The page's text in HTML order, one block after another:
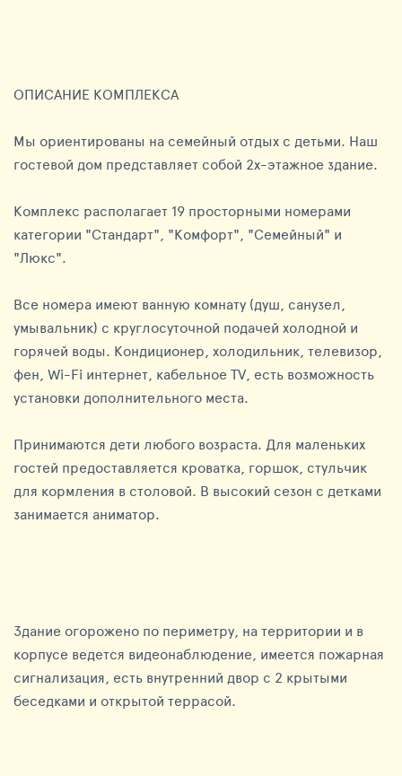
ОПИСАНИЕ КОМПЛЕКСА
Мы ориентированы на семейный отдых с детьми. Наш
гостевой дом представляет собой 2х-этажное здание.
Комплекс располагает 19 просторными номерами
категории "Стандарт", "Комфорт", "Семейный" и
"Люкс".
Все номера имеют ванную комнату (душ, санузел,
умывальник) с круглосуточной подачей холодной и
горячей воды. Кондиционер, холодильник, телевизор,
фен, Wi-Fi интернет, кабельное TV, есть возможность
установки дополнительного места.
Принимаются дети любого возраста. Для маленьких
гостей предоставляется кроватка, горшок, стульчик
для кормления в столовой. В высокий сезон с детками
занимается аниматор.
Здание огорожено по периметру, на территории и в
корпусе ведется видеонаблюдение, имеется пожарная
сигнализация, есть внутренний двор с 2 крытыми
беседками и открытой террасой.